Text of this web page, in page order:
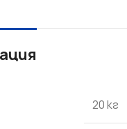
20 кг